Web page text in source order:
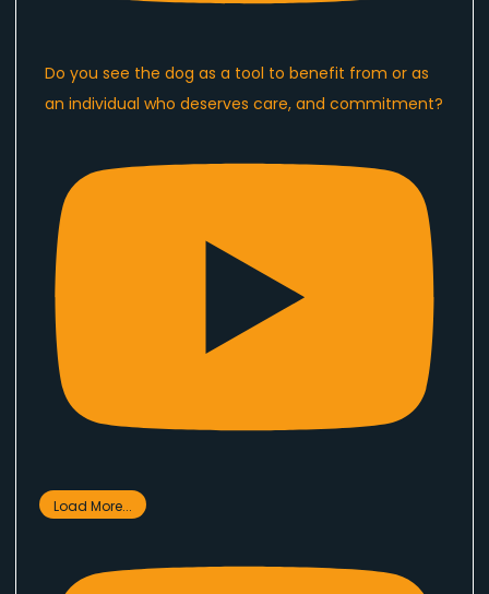
Do you see the dog as a tool to benefit from or as
an individual who deserves care, and commitment?
Load More...